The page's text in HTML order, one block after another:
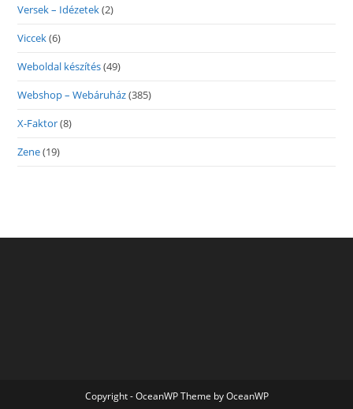
Versek – Idézetek(2)
Viccek(6)
Weboldal készítés(49)
Webshop – Webáruház(385)
X-Faktor(8)
Zene(19)
Copyright - OceanWP Theme by OceanWP